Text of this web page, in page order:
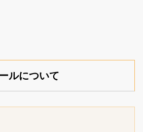
ルについて